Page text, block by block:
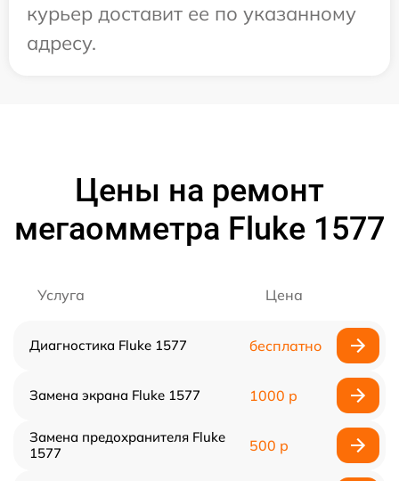
курьер доставит ее по указанному
адресу.
Цены на ремонт
мегаомметра Fluke 1577
Услуга Цена
Диагностика Fluke 1577 бесплатно
Замена экрана Fluke 1577 1000 р
Замена предохранителя Fluke
1577
500 р